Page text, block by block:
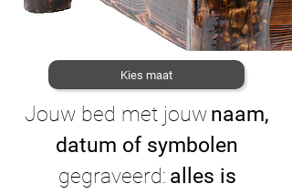
Kies maat
Jouw bed met jouwnaam,
datum of symbolen
gegraveerd: alles is